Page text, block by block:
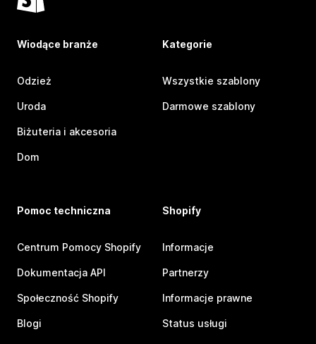
Wiodące branże
Odzież
Uroda
Biżuteria i akcesoria
Dom
Kategorie
Wszystkie szablony
Darmowe szablony
Pomoc techniczna
Centrum Pomocy Shopify
Dokumentacja API
Społeczność Shopify
Blogi
Shopify
Informacje
Partnerzy
Informacje prawne
Status usługi